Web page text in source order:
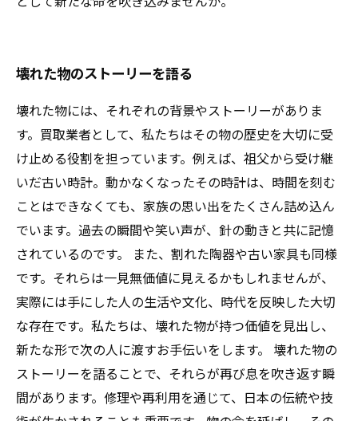
壊れた物のストーリーを語る
壊れた物には、それぞれの背景やストーリーがありま
す。買取業者として、私たちはその物の歴史を大切に受
け止める役割を担っています。例えば、祖父から受け継
いだ古い時計。動かなくなったその時計は、時間を刻む
ことはできなくても、家族の思い出をたくさん詰め込ん
でいます。過去の瞬間や笑い声が、針の動きと共に記憶
されているのです。 また、割れた陶器や古い家具も同様
です。それらは一見無価値に見えるかもしれませんが、
実際には手にした人の生活や文化、時代を反映した大切
な存在です。私たちは、壊れた物が持つ価値を見出し、
新たな形で次の人に渡すお手伝いをします。 壊れた物の
ストーリーを語ることで、それらが再び息を吹き返す瞬
間があります。修理や再利用を通じて、日本の伝統や技